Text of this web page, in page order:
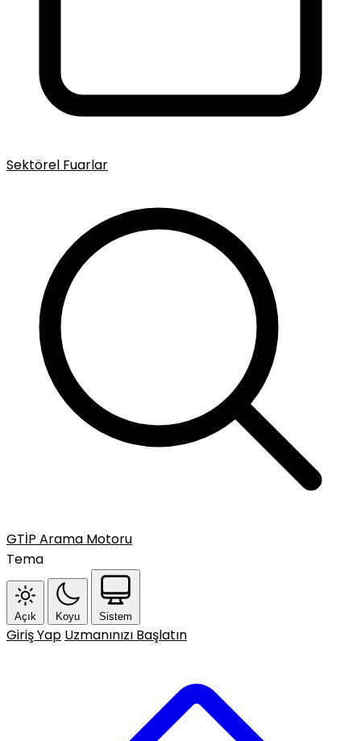
Sektörel Fuarlar
GTİP Arama Motoru
Tema
Açık Koyu Sistem
Giriş Yap Uzmanınızı Başlatın